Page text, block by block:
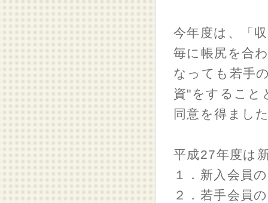
今年度は、「
毎に帳尻を合
なっても若手
資"をすること
同意を得まし
平成27年度は
１．新入会員
２．若手会員